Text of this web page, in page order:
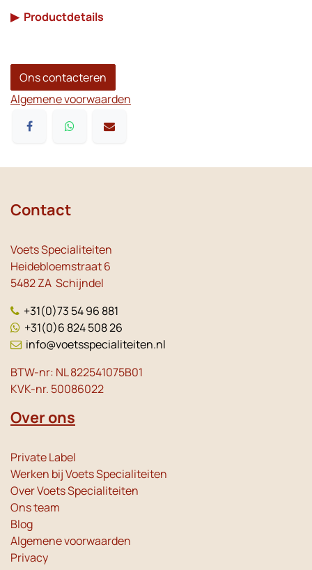
▶ Productdetails
Ons contacteren
Algemene voorwaarden
Contact
Voets Specialiteiten
Heidebloemstraat 6
5482 ZA Schijndel
+31(0)73 54 96 881
+31(0)6 824 508 26
info@voetsspecialiteiten.nl
BTW-nr: NL 822541075B01
KVK-nr. 50086022
Over ons
Private Label
Werken bij Voets Specialiteiten
Over Voets Specialiteiten
Ons team
Blog
Algemene voorwaarden
Privacy